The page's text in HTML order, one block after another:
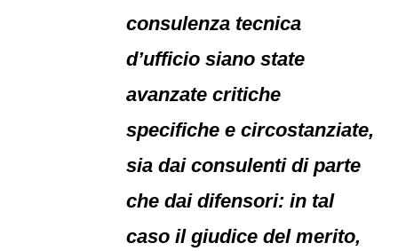
consulenza tecnica
d’ufficio siano state
avanzate critiche
specifiche e circostanziate,
sia dai consulenti di parte
che dai difensori: in tal
caso il giudice del merito,